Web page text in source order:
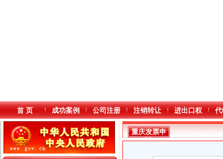
首 页 成功案例 公司注册 注销转让 进出口权
重庆发票申
请